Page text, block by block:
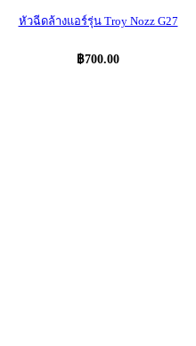
หัวฉีดล้างแอร์รุ่น Troy Nozz G27
฿700.00